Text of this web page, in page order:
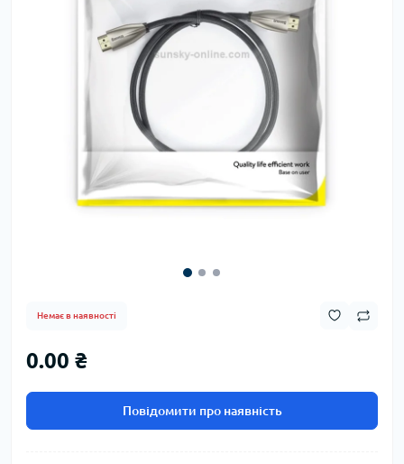
Немає в наявності
0.00 ₴
Повідомити про наявність